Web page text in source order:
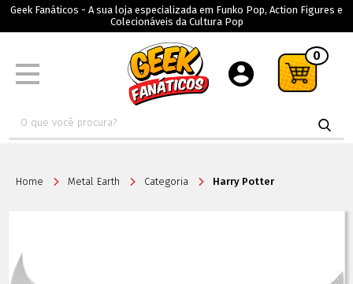
Geek Fanáticos - A sua loja especializada em Funko Pop, Action Figures e
Colecionáveis da Cultura Pop
0
Home Metal Earth Categoria Harry Potter